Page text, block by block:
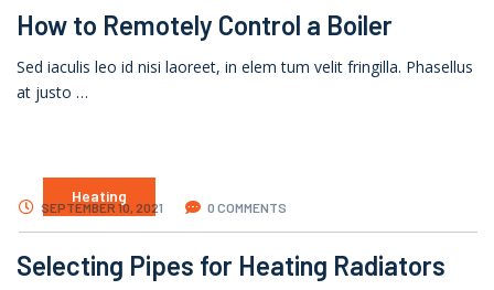
How to Remotely Control a Boiler
Sed iaculis leo id nisi laoreet, in elem tum velit fringilla. Phasellus
at justo …
Heating
SEPTEMBER 10, 2021 0 COMMENTS
Selecting Pipes for Heating Radiators